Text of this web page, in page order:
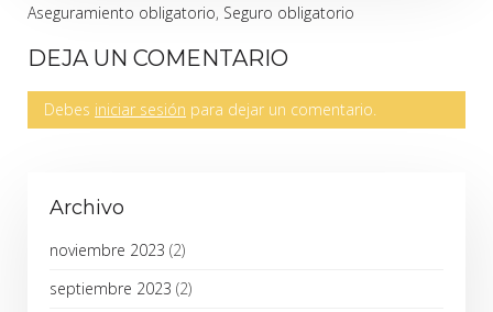
Aseguramiento obligatorio, Seguro obligatorio
DEJA UN COMENTARIO
Debes iniciar sesión para dejar un comentario.
Archivo
noviembre 2023 (2)
septiembre 2023 (2)